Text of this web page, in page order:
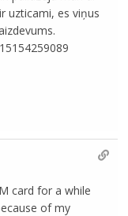
uzticami, es viņus
card for a while
of my